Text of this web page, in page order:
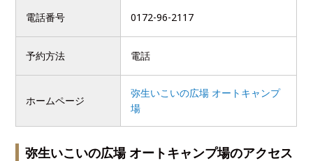
電話番号 0172-96-2117
予約方法 電話
ホームページ
弥生いこいの広場 オートキャンプ
場
弥生いこいの広場 オートキャンプ場のアクセス